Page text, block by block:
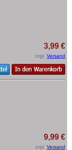
3,99 €
zzgl. Versand
9,99 €
zzgl. Versand